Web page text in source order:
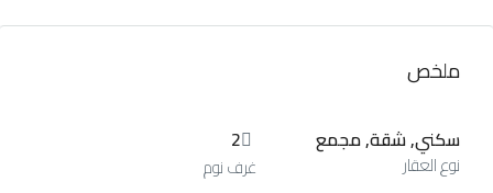
ملخص
سكني, شقة, مجمع
نوع العقار
2
غرف نوم